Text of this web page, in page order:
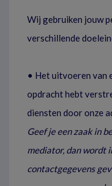
Wij gebruiken jouw
verschillende
• Het uitvoeren van
opdracht hebt
diensten door onze
Geef je een zaak in
mediator, dan wordt
contactgegevens